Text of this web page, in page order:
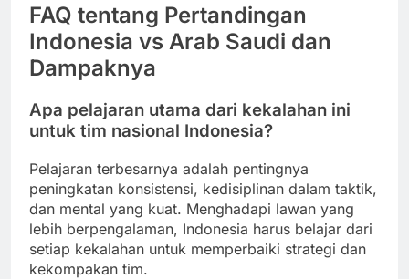
FAQ tentang Pertandingan
Indonesia vs Arab Saudi dan
Dampaknya
Apa pelajaran utama dari kekalahan ini
untuk tim nasional Indonesia?
Pelajaran terbesarnya adalah pentingnya
peningkatan konsistensi, kedisiplinan dalam taktik,
dan mental yang kuat. Menghadapi lawan yang
lebih berpengalaman, Indonesia harus belajar dari
setiap kekalahan untuk memperbaiki strategi dan
kekompakan tim.